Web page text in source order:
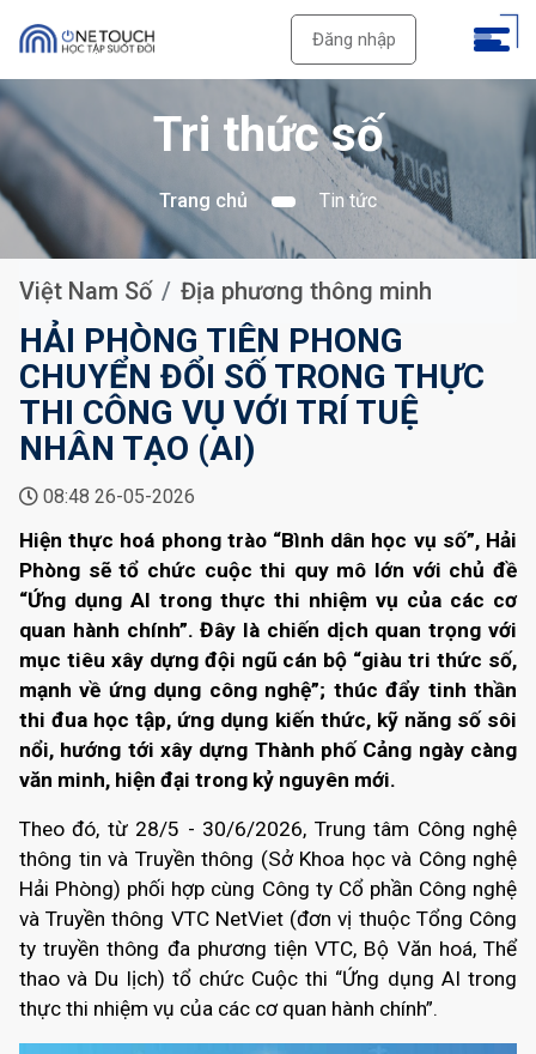
Đăng nhập
Tri thức số
Trang chủ Tin tức
Việt Nam Số Địa phương thông minh
HẢI PHÒNG TIÊN PHONG
CHUYỂN ĐỔI SỐ TRONG THỰC
THI CÔNG VỤ VỚI TRÍ TUỆ
NHÂN TẠO (AI)
08:48 26-05-2026
Hiện thực hoá phong trào “Bình dân học vụ số”, Hải
Phòng sẽ tổ chức cuộc thi quy mô lớn với chủ đề
“Ứng dụng AI trong thực thi nhiệm vụ của các cơ
quan hành chính”. Đây là chiến dịch quan trọng với
mục tiêu xây dựng đội ngũ cán bộ “giàu tri thức số,
mạnh về ứng dụng công nghệ”; thúc đẩy tinh thần
thi đua học tập, ứng dụng kiến thức, kỹ năng số sôi
nổi, hướng tới xây dựng Thành phố Cảng ngày càng
văn minh, hiện đại trong kỷ nguyên mới.
Theo đó, từ 28/5 - 30/6/2026, Trung tâm Công nghệ
thông tin và Truyền thông (Sở Khoa học và Công nghệ
Hải Phòng) phối hợp cùng Công ty Cổ phần Công nghệ
và Truyền thông VTC NetViet (đơn vị thuộc Tổng Công
ty truyền thông đa phương tiện VTC, Bộ Văn hoá, Thể
thao và Du lịch) tổ chức Cuộc thi “Ứng dụng AI trong
thực thi nhiệm vụ của các cơ quan hành chính”.